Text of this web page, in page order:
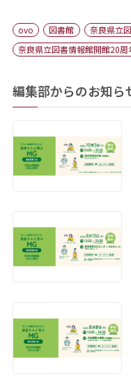
ovo 図書館
奈良県立
奈良県立図書情報館開館20周
編集部からのお知ら